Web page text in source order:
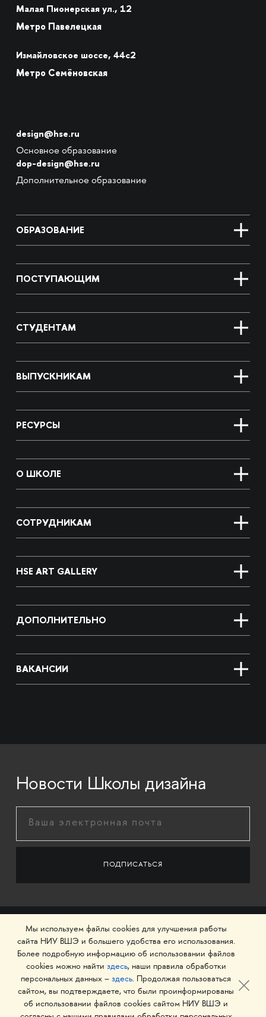
Малая Пионерская ул., 12
Метро Павелецкая
Измайловское шоссе, 44с2
Метро Семёновская
design@hse.ru
Основное образование
dop-design@hse.ru
Дополнительное образование
ОБРАЗОВАНИЕ
ПОСТУПАЮЩИМ
СТУДЕНТАМ
ВЫПУСКНИКАМ
РЕСУРСЫ
О ШКОЛЕ
СОТРУДНИКАМ
HSE ART GALLERY
ДОПОЛНИТЕЛЬНО
ВАКАНСИИ
Новости Школы дизайна
© 1993–2026 Национальный исследовательский
Мы используем файлы cookies для улучшения работы
сайта НИУ ВШЭ и большего удобства его использования.
Более подробную информацию об использовании файлов
cookies можно найти здесь, наши правила обработки
персональных данных – здесь. Продолжая пользоваться
сайтом, вы подтверждаете, что были проинформированы
об использовании файлов cookies сайтом НИУ ВШЭ и